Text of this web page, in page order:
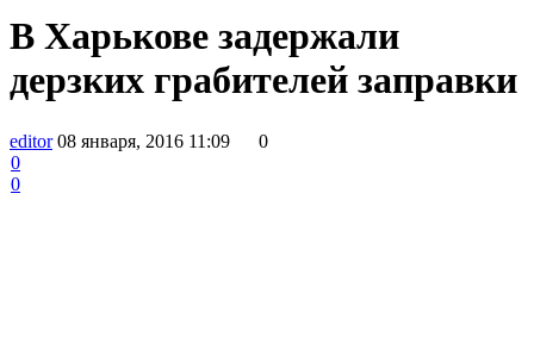
В Харькове задержали
дерзких грабителей заправки
editor 08 января, 2016 11:09
0
0
0